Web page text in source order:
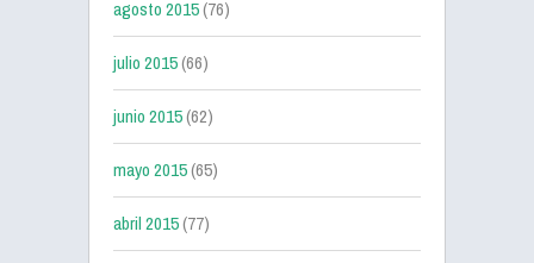
agosto 2015(76)
julio 2015(66)
junio 2015(62)
mayo 2015(65)
abril 2015(77)